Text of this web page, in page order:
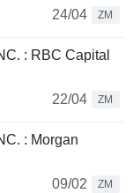
24/04
ZM
: RBC Capital
22/04
ZM
: Morgan
09/02
ZM